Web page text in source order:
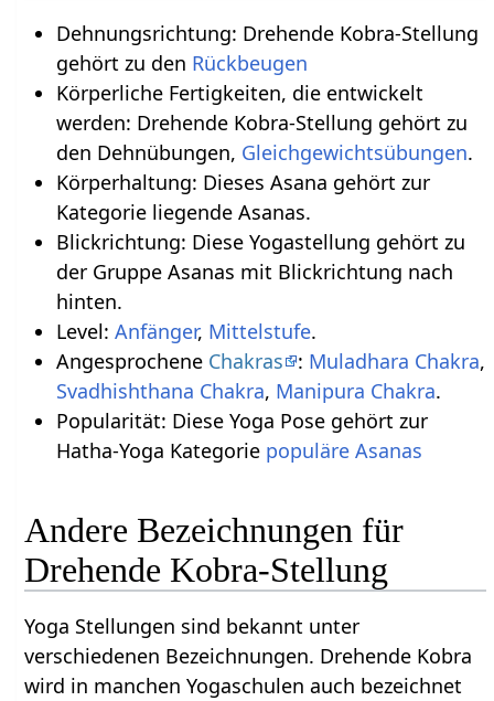
Dehnungsrichtung: Drehende Kobra-Stellung
gehört zu den Rückbeugen
Körperliche Fertigkeiten, die entwickelt
werden: Drehende Kobra-Stellung gehört zu
den Dehnübungen, Gleichgewichtsübungen.
Körperhaltung: Dieses Asana gehört zur
Kategorie liegende Asanas.
Blickrichtung: Diese Yogastellung gehört zu
der Gruppe Asanas mit Blickrichtung nach
hinten.
Level: Anfänger, Mittelstufe.
Angesprochene Chakras : Muladhara Chakra,
Svadhishthana Chakra, Manipura Chakra.
Popularität: Diese Yoga Pose gehört zur
Hatha-Yoga Kategorie populäre Asanas
Andere Bezeichnungen für
Drehende Kobra-Stellung
Yoga Stellungen sind bekannt unter
verschiedenen Bezeichnungen. Drehende Kobra
wird in manchen Yogaschulen auch bezeichnet